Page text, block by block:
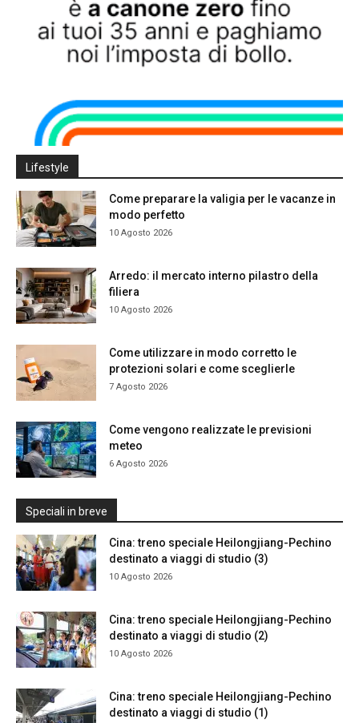
Lifestyle
Come preparare la valigia per le vacanze in
modo perfetto
10 Agosto 2026
Arredo: il mercato interno pilastro della
filiera
10 Agosto 2026
Come utilizzare in modo corretto le
protezioni solari e come sceglierle
7 Agosto 2026
Come vengono realizzate le previsioni
meteo
6 Agosto 2026
Speciali in breve
Cina: treno speciale Heilongjiang-Pechino
destinato a viaggi di studio (3)
10 Agosto 2026
Cina: treno speciale Heilongjiang-Pechino
destinato a viaggi di studio (2)
10 Agosto 2026
Cina: treno speciale Heilongjiang-Pechino
destinato a viaggi di studio (1)